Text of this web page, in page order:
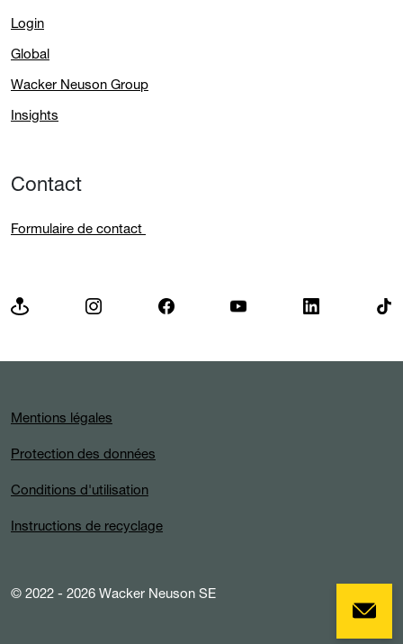
Login
Global
Wacker Neuson Group
Insights
Contact
Formulaire de contact
Mentions légales
Protection des données
Conditions d'utilisation
Instructions de recyclage
© 2022 - 2026 Wacker Neuson SE